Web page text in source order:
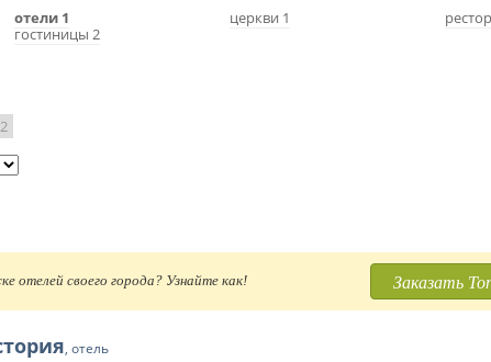
отели 1
гостиницы 2
церкви 1
отелей своего города? Узнайте как! Заказать
, отель